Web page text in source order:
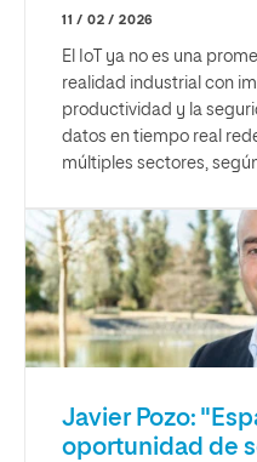
11 / 02 / 2026
El IoT ya no es una
realidad industrial con
productividad y la
datos en tiempo real
múltiples sectores,
Javier Pozo:
oportunidad de